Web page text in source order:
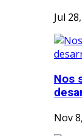
Jul
Nos
Nov